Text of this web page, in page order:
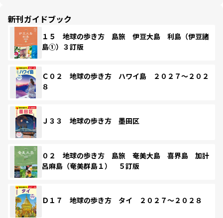
新刊ガイドブック
１５ 地球の歩き方 島旅 伊豆大島 利島（伊豆諸
島①）３訂版
Ｃ０２ 地球の歩き方 ハワイ島 ２０２７～２０２
８
Ｊ３３ 地球の歩き方 墨田区
０２ 地球の歩き方 島旅 奄美大島 喜界島 加計
呂麻島（奄美群島１） ５訂版
Ｄ１７ 地球の歩き方 タイ ２０２７～２０２８